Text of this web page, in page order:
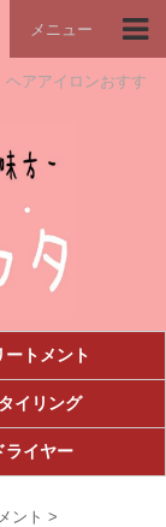
メニュー
アアイロンおすす
ートメント
イリング
ライヤー
ント >